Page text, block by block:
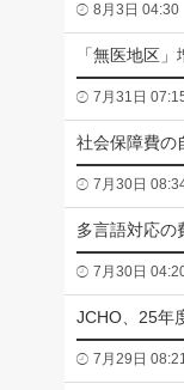
8月3日 04:30
「無医地区
7月31日
社会保障費の
7月30日
多言語対応の
7月30日
JCHO、25年
7月29日